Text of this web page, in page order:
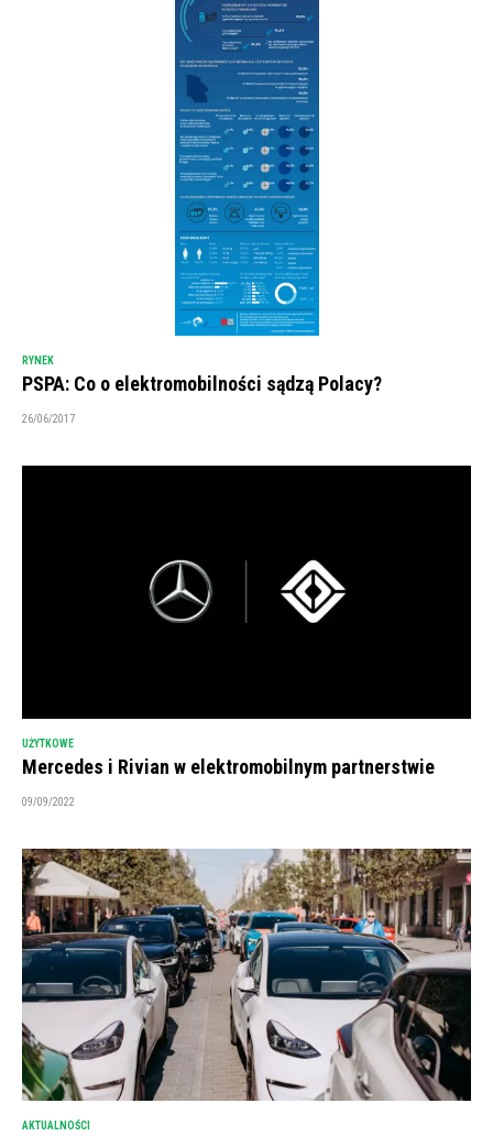
RYNEK
PSPA: Co o elektromobilności sądzą Polacy?
26/06/2017
UŻYTKOWE
Mercedes i Rivian w elektromobilnym partnerstwie
09/09/2022
AKTUALNOŚCI